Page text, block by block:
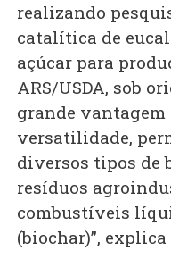
realizando
catalítica de
açúcar para
ARS/USDA, sob
grande vantagem
versatilidade,
diversos tipos de
resíduos
combustíveis
(biochar)”,